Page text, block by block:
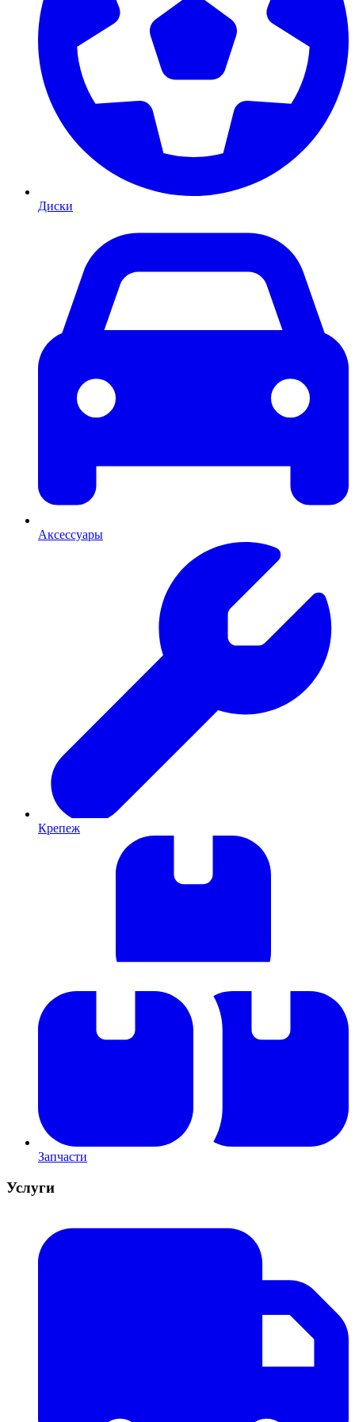
Диски
Аксессуары
Крепеж
Запчасти
Услуги